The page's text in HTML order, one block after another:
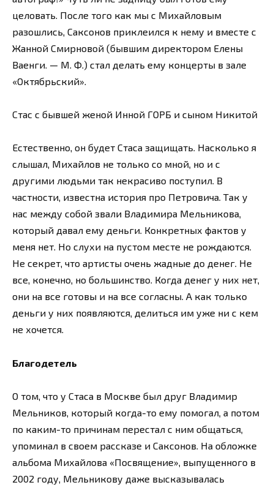
целовать. После того как мы с Михайловым
разошлись, Саксонов приклеился к нему и вместе с
Жанной Смирновой (бывшим директором Елены
Ваенги. — М. Ф.) стал делать ему концерты в зале
«Октябрьский».
Стас с бывшей женой Инной ГОРБ и сыном Никитой
Естественно, он будет Стаса защищать. Насколько я
слышал, Михайлов не только со мной, но и с
другими людьми так некрасиво поступил. В
частности, известна история про Петровича. Так у
нас между собой звали Владимира Мельникова,
который давал ему деньги. Конкретных фактов у
меня нет. Но слухи на пустом месте не рождаются.
Не секрет, что артисты очень жадные до денег. Не
все, конечно, но большинство. Когда денег у них нет,
они на все готовы и на все согласны. А как только
деньги у них появляются, делиться им уже ни с кем
не хочется.
Благодетель
О том, что у Стаса в Москве был друг Владимир
Мельников, который когда-то ему помогал, а потом
по каким-то причинам перестал с ним общаться,
упоминал в своем рассказе и Саксонов. На обложке
альбома Михайлова «Посвящение», выпущенного в
2002 году, Мельникову даже высказывалась